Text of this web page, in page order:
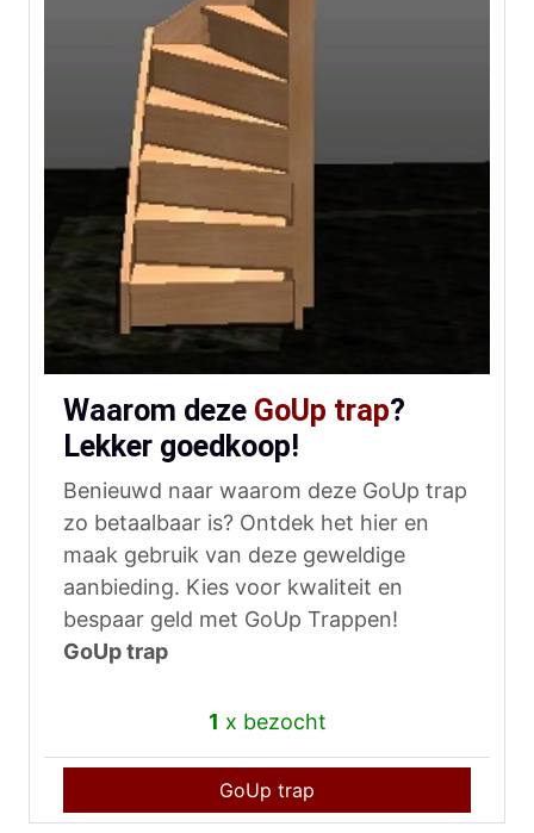
Waarom deze GoUp trap?
Lekker goedkoop!
Benieuwd naar waarom deze GoUp trap
zo betaalbaar is? Ontdek het hier en
maak gebruik van deze geweldige
aanbieding. Kies voor kwaliteit en
bespaar geld met GoUp Trappen!
GoUp trap
1 x bezocht
GoUp trap